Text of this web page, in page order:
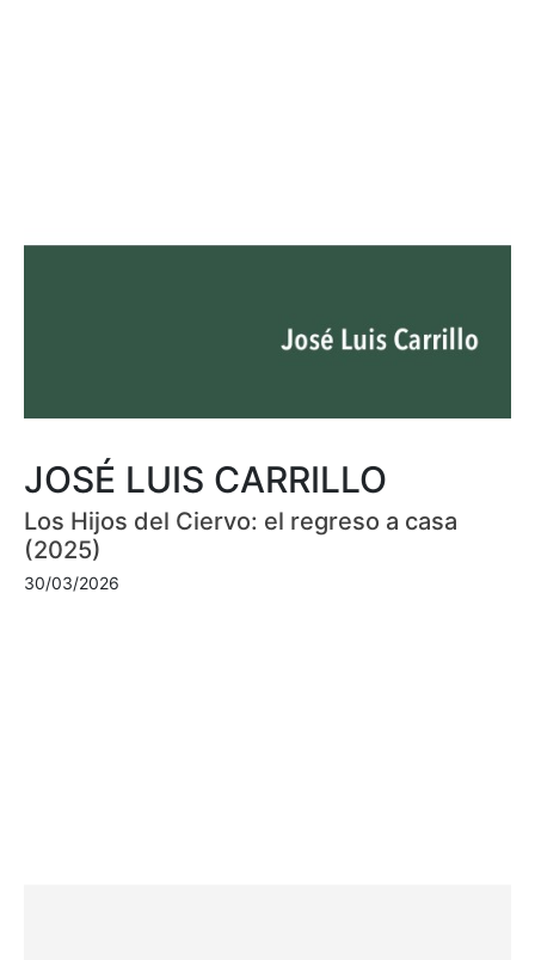
JOSÉ LUIS CARRILLO
Los Hijos del Ciervo: el regreso a casa
(2025)
30/03/2026